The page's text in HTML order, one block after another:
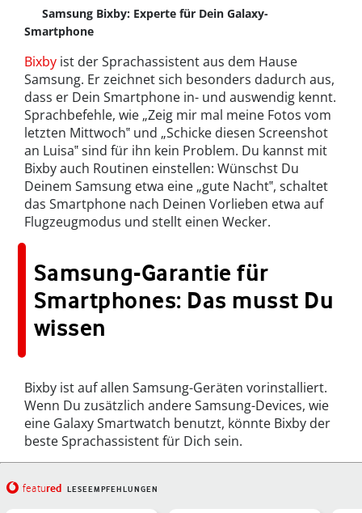
Samsung Bixby: Experte für Dein Galaxy-
Smartphone
Bixby ist der Sprachassistent aus dem Hause
Samsung. Er zeichnet sich besonders dadurch aus,
dass er Dein Smartphone in- und auswendig kennt.
Sprachbefehle, wie „Zeig mir mal meine Fotos vom
letzten Mittwoch‟ und „Schicke diesen Screenshot
an Luisa‟ sind für ihn kein Problem. Du kannst mit
Bixby auch Routinen einstellen: Wünschst Du
Deinem Samsung etwa eine „gute Nacht‟, schaltet
das Smartphone nach Deinen Vorlieben etwa auf
Flugzeugmodus und stellt einen Wecker.
Samsung-Garantie für
Smartphones: Das musst Du
wissen
Bixby ist auf allen Samsung-Geräten vorinstalliert.
Wenn Du zusätzlich andere Samsung-Devices, wie
eine Galaxy Smartwatch benutzt, könnte Bixby der
beste Sprachassistent für Dich sein.
featured LESEEMPFEHLUNGEN